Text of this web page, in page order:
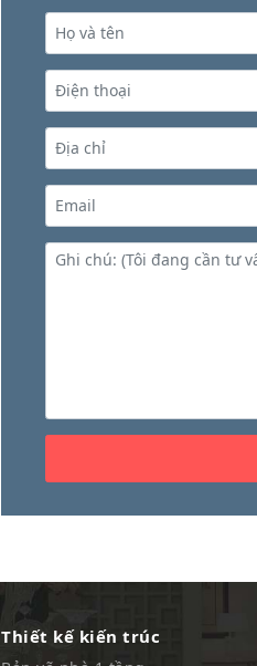
Thiết kế kiến trúc